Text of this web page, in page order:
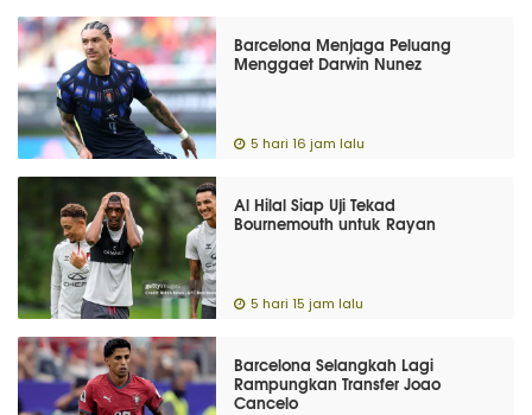
Barcelona Menjaga Peluang
Menggaet Darwin Nunez
5 hari 16 jam lalu
Al Hilal Siap Uji Tekad
Bournemouth untuk Rayan
5 hari 15 jam lalu
Barcelona Selangkah Lagi
Rampungkan Transfer Joao
Cancelo